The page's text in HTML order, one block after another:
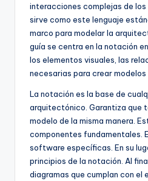
S
o
w
&
interacciones complejas de
sirve como este lenguaje
marco para modelar la
guía se centra en la notación
los elementos visuales, las
necesarias para crear
La notación es la base de
arquitectónico. Garantiza que
modelo de la misma manera.
componentes fundamentales.
software específicas. En su
principios de la notación. Al
diagramas que cumplan con el